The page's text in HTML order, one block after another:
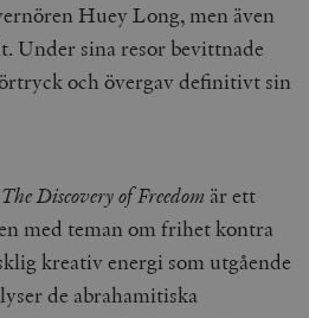
Huey Long, men även
Under sina resor bevittnade
och övergav definitivt sin
The Discovery of Freedom är ett
med teman om frihet kontra
kreativ energi som utgående
de abrahamitiska